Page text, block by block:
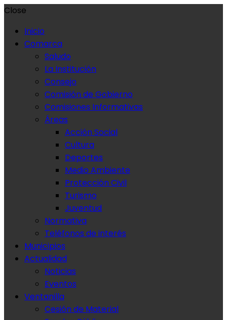
Close
Inicio
Comarca
Saludo
La Institución
Consejo
Comisión de Gobierno
Comisiones Informativas
Áreas
Acción Social
Cultura
Deportes
Medio Ambiente
Protección Civil
Turismo
Juventud
Normativa
Teléfonos de interés
Municipios
Actualidad
Noticias
Eventos
Ventanilla
Cesión de Material